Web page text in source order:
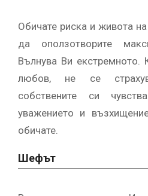
Обичате риска и живота
да оползотворите
Вълнува Ви екстремното.
любов, не се
собствените си
уважението и
обичате.
Шефът